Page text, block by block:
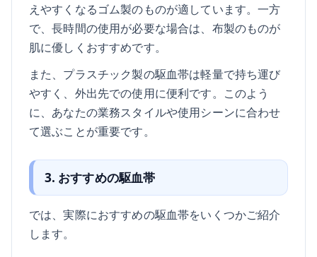
えやすくなるゴム製のものが適しています。一方
で、長時間の使用が必要な場合は、布製のものが
肌に優しくおすすめです。
また、プラスチック製の駆血帯は軽量で持ち運び
やすく、外出先での使用に便利です。このよう
に、あなたの業務スタイルや使用シーンに合わせ
て選ぶことが重要です。
3. おすすめの駆血帯
では、実際におすすめの駆血帯をいくつかご紹介
します。